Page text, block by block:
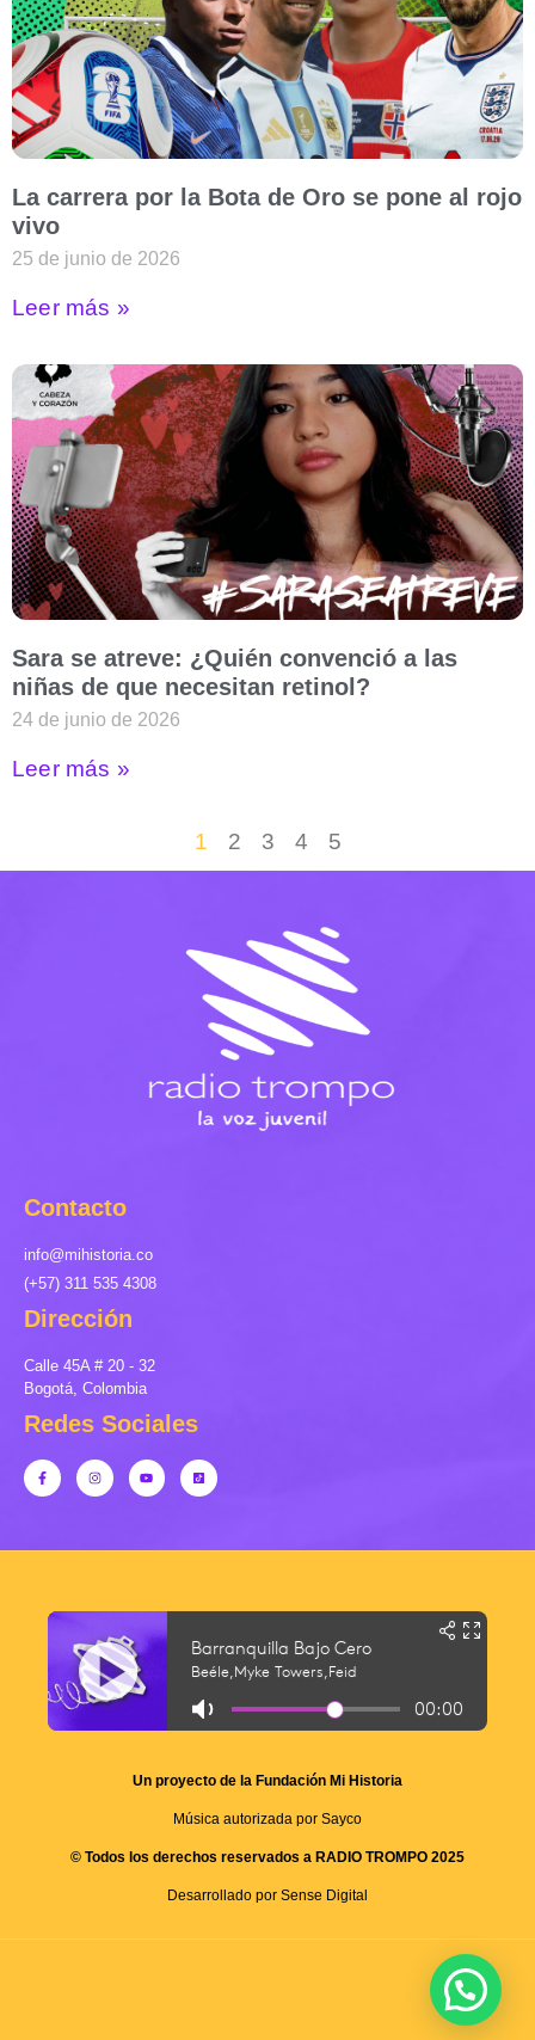
La carrera por la Bota de Oro se pone al rojo
vivo
25 de junio de 2026
Leer más »
Sara se atreve: ¿Quién convenció a las
niñas de que necesitan retinol?
24 de junio de 2026
Leer más »
1 2 3 4 5
Contacto
info@mihistoria.co
(+57) 311 535 4308
Dirección
Calle 45A # 20 - 32
Bogotá, Colombia
Redes Sociales
Un proyecto de la Fundación Mi Historia
Música autorizada por Sayco
© Todos los derechos reservados a RADIO TROMPO 2025
Desarrollado por Sense Digital